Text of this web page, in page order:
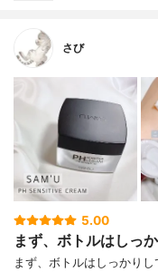
さび
5.00
まず、ボトルはしっ
まず、ボトルはしっかり